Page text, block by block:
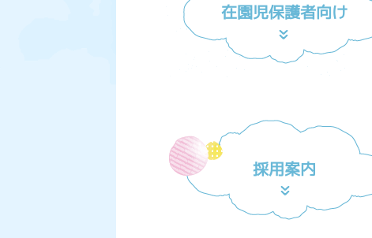
在園児保護者向け
採用案内